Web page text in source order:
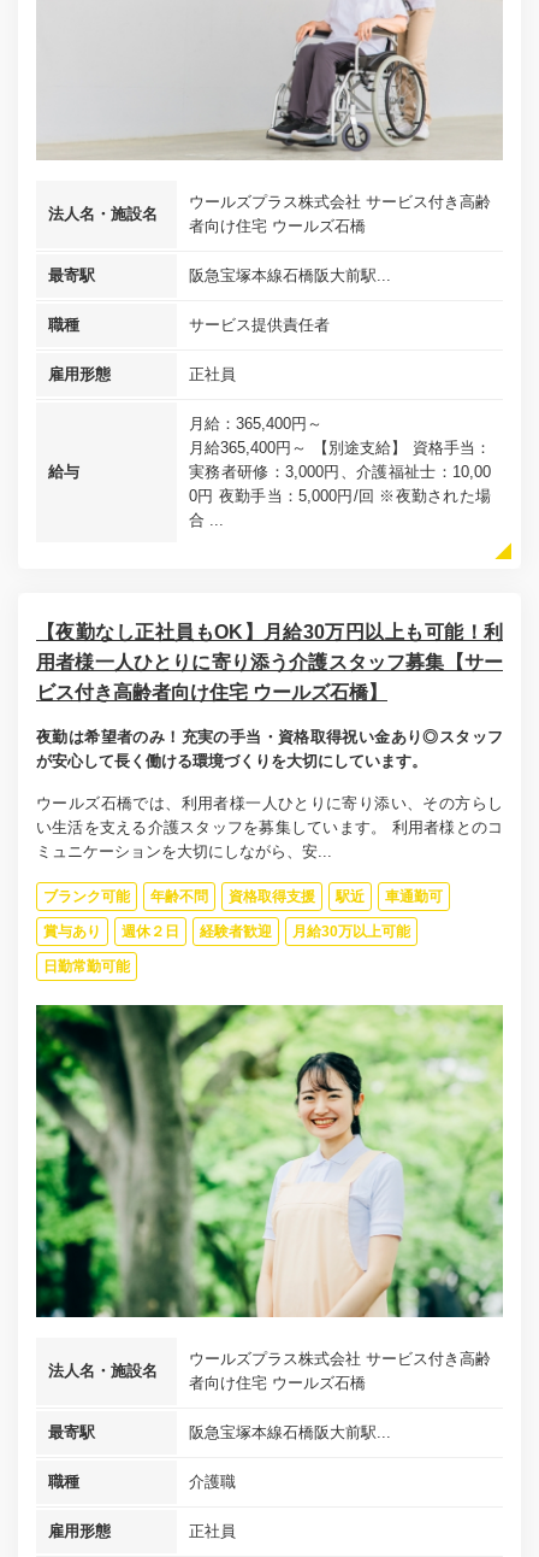
法人名・施設名
ウールズプラス株式会社 サービス付き高齢
者向け住宅 ウールズ石橋
最寄駅 阪急宝塚本線石橋阪大前駅...
職種 サービス提供責任者
雇用形態 正社員
給与
月給：365,400円～
月給365,400円～ 【別途支給】 資格手当：
実務者研修：3,000円、介護福祉士：10,00
0円 夜勤手当：5,000円/回 ※夜勤された場
合 ...
【夜勤なし正社員もOK】月給30万円以上も可能！利
用者様一人ひとりに寄り添う介護スタッフ募集【サー
ビス付き高齢者向け住宅 ウールズ石橋】
夜勤は希望者のみ！充実の手当・資格取得祝い金あり◎スタッフ
が安心して長く働ける環境づくりを大切にしています。
ウールズ石橋では、利用者様一人ひとりに寄り添い、その方らし
い生活を支える介護スタッフを募集しています。 利用者様とのコ
ミュニケーションを大切にしながら、安...
ブランク可能 年齢不問 資格取得支援 駅近 車通勤可
賞与あり 週休２日 経験者歓迎 月給30万以上可能
日勤常勤可能
法人名・施設名
ウールズプラス株式会社 サービス付き高齢
者向け住宅 ウールズ石橋
最寄駅 阪急宝塚本線石橋阪大前駅...
職種 介護職
雇用形態 正社員